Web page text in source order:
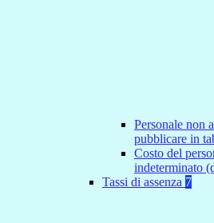
Personale non
pubblicare in
Costo del
indeterminato
Tassi di assenza 7